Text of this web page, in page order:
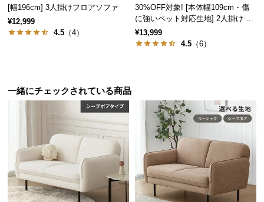
[幅196cm] 3人掛けフロアソファ
¥12,999
4.5 （4）
30%OFF対象! [本体幅109cm・傷
に強いペット対応生地] 2人掛け コ
ンパクトソファ ポケット付き
¥13,999
4.5 （6）
一緒にチェックされている商品